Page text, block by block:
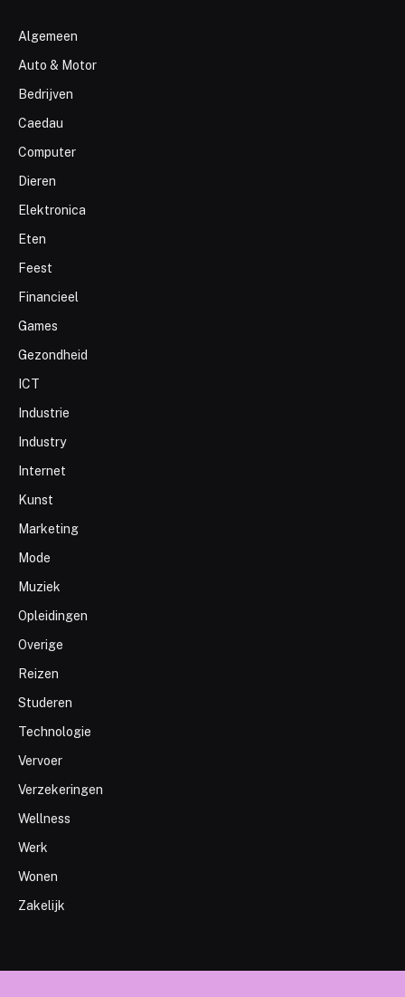
Algemeen
Auto & Motor
Bedrijven
Caedau
Computer
Dieren
Elektronica
Eten
Feest
Financieel
Games
Gezondheid
ICT
Industrie
Industry
Internet
Kunst
Marketing
Mode
Muziek
Opleidingen
Overige
Reizen
Studeren
Technologie
Vervoer
Verzekeringen
Wellness
Werk
Wonen
Zakelijk